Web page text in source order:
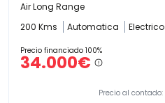
Air Long Range
200 Kms
Automatica Electrico
Precio financiado 100%
34.000€
Precio al contado: